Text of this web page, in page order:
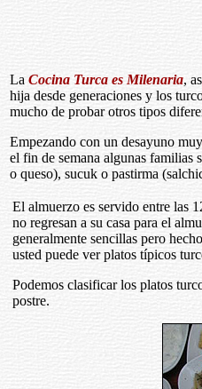
La Cocina Turca es Milenaria,
hija desde generaciones y los
mucho de probar otros tipos
Empezando con un desayuno
el fin de semana algunas familias
o queso), sucuk o pastirma
El almuerzo es servido entre las
no regresan a su casa para el
generalmente sencillas pero
usted puede ver platos típicos
Podemos clasificar los platos
postre.